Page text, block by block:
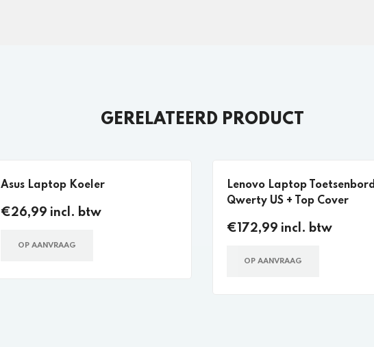
GERELATEERD PRODUCT
Asus Laptop Koeler
€26,99 incl. btw
OP AANVRAAG
Lenovo Laptop Toetsenbord
Qwerty US + Top Cover
€172,99 incl. btw
OP AANVRAAG